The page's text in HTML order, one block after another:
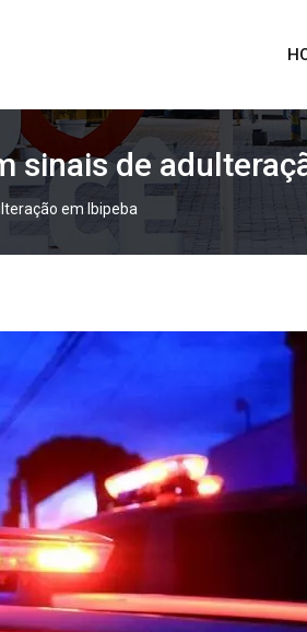
sinais de
em Ibipeba